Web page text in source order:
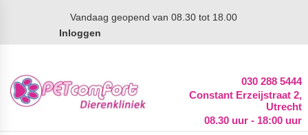
Vandaag geopend van 08.30 tot 18.00
Inloggen
030 288 5444
Constant Erzeijstraat 2,
Utrecht
08.30 uur - 18:00 uur